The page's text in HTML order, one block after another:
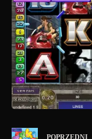
POPRZEDNI